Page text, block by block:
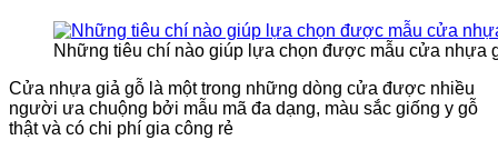
Những tiêu chí nào giúp lựa chọn được mẫu cửa nhựa
Cửa nhựa giả gỗ là một trong những dòng cửa được nhiều
người ưa chuộng bởi mẫu mã đa dạng, màu sắc giống y gỗ
thật và có chi phí gia công rẻ